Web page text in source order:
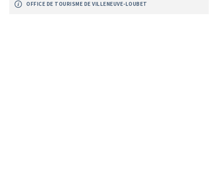
OFFICE DE TOURISME DE VILLENEUVE-LOUBET